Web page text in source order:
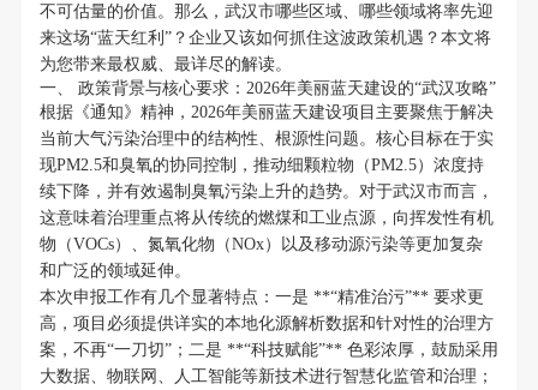
不可估量的价值。那么，武汉市哪些区域、哪些领域将率先迎
来这场“蓝天红利”？企业又该如何抓住这波政策机遇？本文将
为您带来最权威、最详尽的解读。
一、 政策背景与核心要求：2026年美丽蓝天建设的“武汉攻略”
根据《通知》精神，2026年美丽蓝天建设项目主要聚焦于解决
当前大气污染治理中的结构性、根源性问题。核心目标在于实
现PM2.5和臭氧的协同控制，推动细颗粒物（PM2.5）浓度持
续下降，并有效遏制臭氧污染上升的趋势。对于武汉市而言，
这意味着治理重点将从传统的燃煤和工业点源，向挥发性有机
物（VOCs）、氮氧化物（NOx）以及移动源污染等更加复杂
和广泛的领域延伸。
本次申报工作有几个显著特点：一是 **“精准治污”** 要求更
高，项目必须提供详实的本地化源解析数据和针对性的治理方
案，不再“一刀切”；二是 **“科技赋能”** 色彩浓厚，鼓励采用
大数据、物联网、人工智能等新技术进行智慧化监管和治理；